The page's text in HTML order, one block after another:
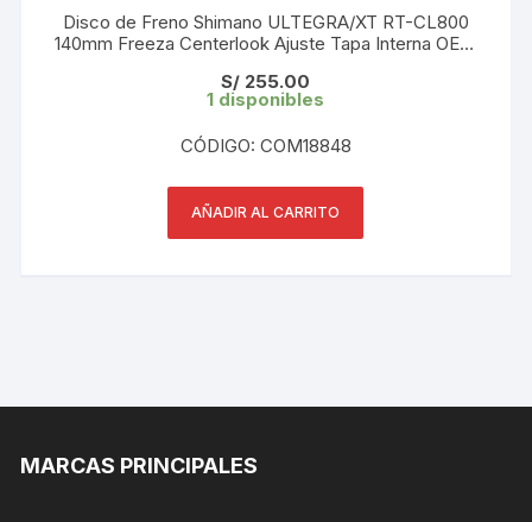
Disco de Freno Shimano ULTEGRA/XT RT-CL800
140mm Freeza Centerlook Ajuste Tapa Interna OEM
S/ 255.00
1 disponibles
CÓDIGO: COM18848
AÑADIR AL CARRITO
MARCAS PRINCIPALES